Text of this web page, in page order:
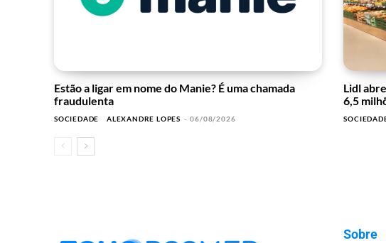
Estão a ligar em nome do Manie? É uma chamada
fraudulenta
SOCIEDADE ALEXANDRE LOPES - 06/08/2026
Lidl
6,5
Sobre